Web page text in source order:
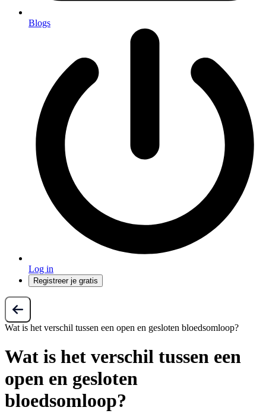
Blogs
Log in
Registreer je gratis
Wat is het verschil tussen een open en gesloten bloedsomloop?
Wat is het verschil tussen een
open en gesloten
bloedsomloop?